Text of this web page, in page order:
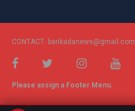
CONTACT: barikadanews@gmail.com
Please assign a Footer Menu.